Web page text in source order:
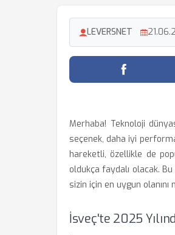
LEVERSNET
Merhaba! Teknoloji
seçenek, daha iyi
hareketli, özellikle de
oldukça faydalı olacak.
sizin için en uygun
İsveç'te 2025